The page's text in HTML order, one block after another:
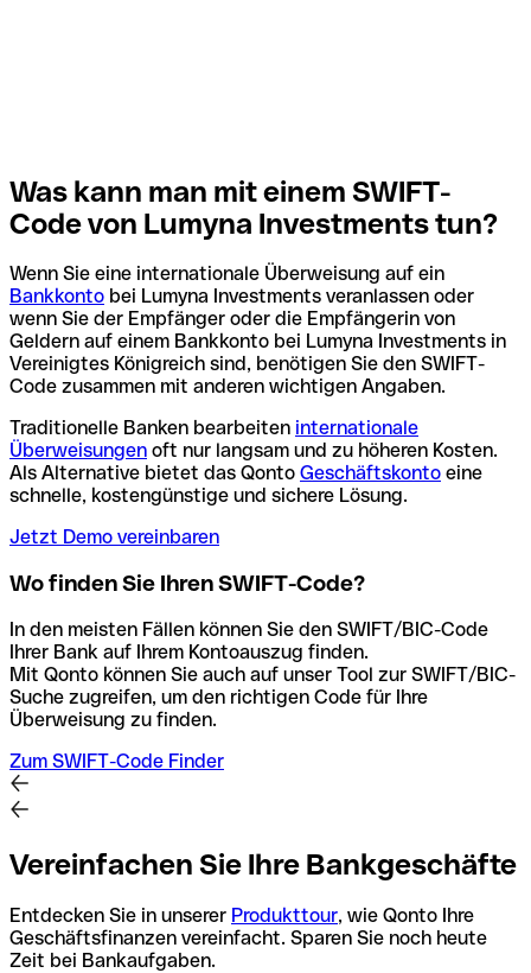
Was kann man mit einem SWIFT-
Code von Lumyna Investments tun?
Wenn Sie eine internationale Überweisung auf ein
Bankkonto bei Lumyna Investments veranlassen oder
wenn Sie der Empfänger oder die Empfängerin von
Geldern auf einem Bankkonto bei Lumyna Investments in
Vereinigtes Königreich sind, benötigen Sie den SWIFT-
Code zusammen mit anderen wichtigen Angaben.
Traditionelle Banken bearbeiten internationale
Überweisungen oft nur langsam und zu höheren Kosten.
Als Alternative bietet das Qonto Geschäftskonto eine
schnelle, kostengünstige und sichere Lösung.
Jetzt Demo vereinbaren
Wo finden Sie Ihren SWIFT-Code?
In den meisten Fällen können Sie den SWIFT/BIC-Code
Ihrer Bank auf Ihrem Kontoauszug finden.
Mit Qonto können Sie auch auf unser Tool zur SWIFT/BIC-
Suche zugreifen, um den richtigen Code für Ihre
Überweisung zu finden.
Zum SWIFT-Code Finder
Vereinfachen Sie Ihre Bankgeschäfte
Entdecken Sie in unserer Produkttour, wie Qonto Ihre
Geschäftsfinanzen vereinfacht. Sparen Sie noch heute
Zeit bei Bankaufgaben.